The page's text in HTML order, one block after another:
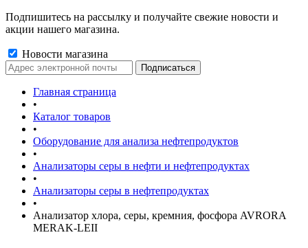
Подпишитесь на рассылку и получайте свежие новости и
акции нашего магазина.
Новости магазина
Главная страница
•
Каталог товаров
•
Оборудование для анализа нефтепродуктов
•
Анализаторы серы в нефти и нефтепродуктах
•
Анализаторы серы в нефтепродуктах
•
Анализатор хлора, серы, кремния, фосфора AVRORA
MERAK-LEII